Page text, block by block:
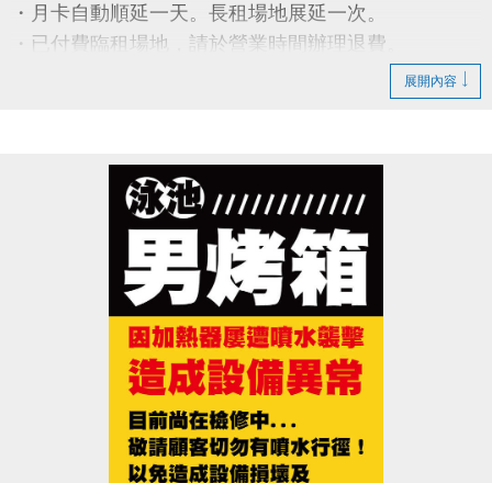
・月卡自動順延一天。長租場地展延一次。
・已付費臨租場地，請於營業時間辦理退費。
- 請攜帶發票及刷卡單【如發票有打統編須攜帶公司大
展開內容